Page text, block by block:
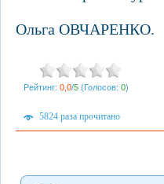
Ольга ОВЧАРЕНКО.
Рейтинг: 0,0/5 (Голосов: 0)
5824 раза прочитано